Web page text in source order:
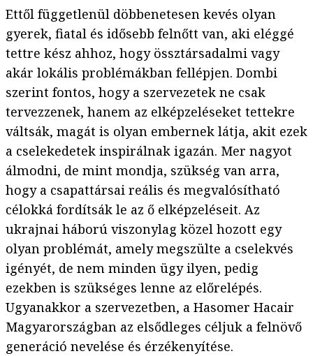
Ettől függetlenül döbbenetesen kevés olyan
gyerek, fiatal és idősebb felnőtt van, aki eléggé
tettre kész ahhoz, hogy össztársadalmi vagy
akár lokális problémákban fellépjen. Dombi
szerint fontos, hogy a szervezetek ne csak
tervezzenek, hanem az elképzeléseket tettekre
váltsák, magát is olyan embernek látja, akit ezek
a cselekedetek inspirálnak igazán. Mer nagyot
álmodni, de mint mondja, szükség van arra,
hogy a csapattársai reális és megvalósítható
célokká fordítsák le az ő elképzeléseit. Az
ukrajnai háború viszonylag közel hozott egy
olyan problémát, amely megszülte a cselekvés
igényét, de nem minden ügy ilyen, pedig
ezekben is szükséges lenne az előrelépés.
Ugyanakkor a szervezetben, a Hasomer Hacair
Magyarországban az elsődleges céljuk a felnövő
generáció nevelése és érzékenyítése.